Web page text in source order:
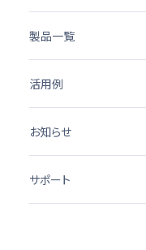
製品一覧
活用例
お知らせ
サポート